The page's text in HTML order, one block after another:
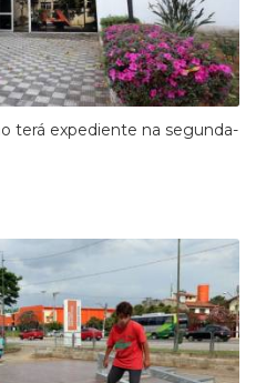
terá expediente na segunda-